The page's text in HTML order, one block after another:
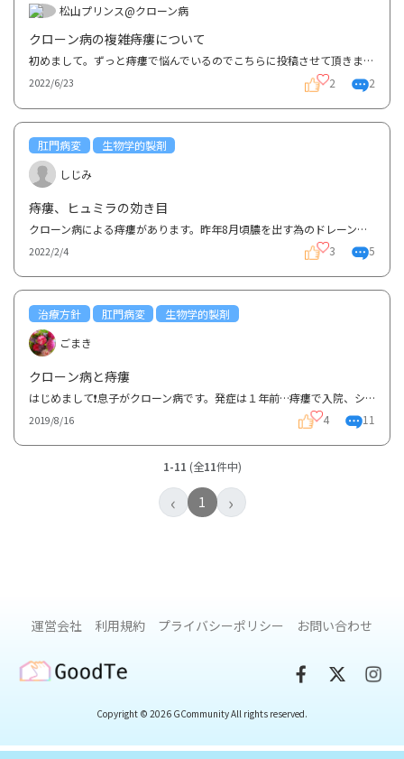
松山プリンス@クローン病
クローン病の複雑痔瘻について
初めまして。ずっと痔瘻で悩んでいるのでこちらに投稿させて頂きます。2021年5月に肛門周囲膿瘍が症状と...
2022/6/23 2 2
肛門病変
生物学的製剤
しじみ
痔瘻、ヒュミラの効き目
クローン病による痔瘻があります。昨年8月頃膿を出す為のドレーンを入れる処置をしました。クローン病に...
2022/2/4 3 5
治療方針 肛門病変
生物学的製剤
ごまき
クローン病と痔瘻
はじめまして❗息子がクローン病です。発症は１年前…痔瘻で入院、シートン法での手術後にクローン病確定...
2019/8/16 4 11
1-11 (全11件中)
‹ 1 ›
運営会社 利用規約 プライバシーポリシー お問い合わせ
GoodTe
Copyright © 2026 GCommunity All rights reserved.